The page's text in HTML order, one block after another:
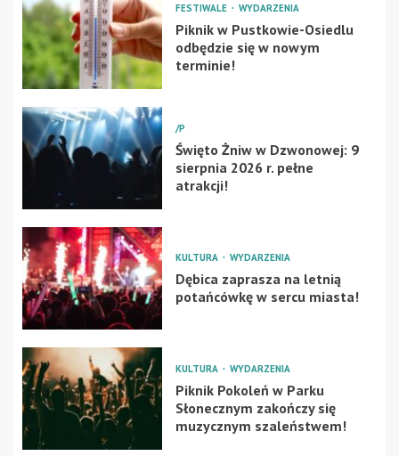
FESTIWALE WYDARZENIA
Piknik w Pustkowie-Osiedlu
odbędzie się w nowym
terminie!
/P
Święto Żniw w Dzwonowej: 9
sierpnia 2026 r. pełne
atrakcji!
KULTURA WYDARZENIA
Dębica zaprasza na letnią
potańcówkę w sercu miasta!
KULTURA WYDARZENIA
Piknik Pokoleń w Parku
Słonecznym zakończy się
muzycznym szaleństwem!